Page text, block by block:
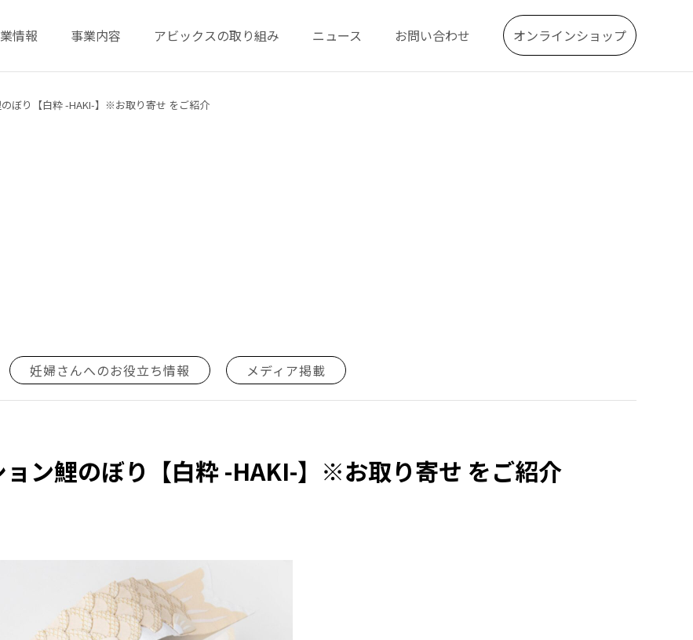
情報 事業内容 アビックスの取り組み ニュース お問い合わせ オンラインショップ
ぼり【白粋 -HAKI-】※お取り寄せ をご紹介
妊婦さんへのお役立ち情報 メディア掲載
ン鯉のぼり【白粋 -HAKI-】※お取り寄せ をご紹介